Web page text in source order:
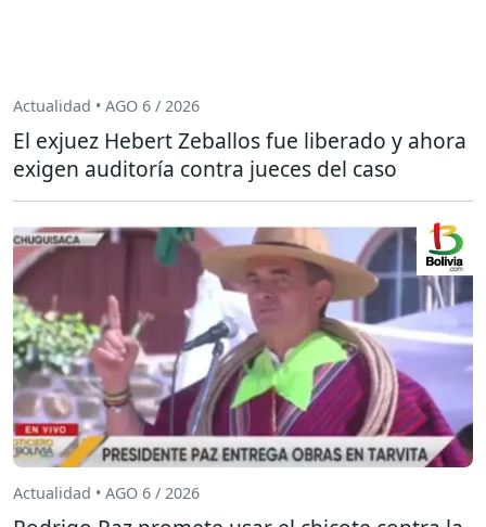
Actualidad • AGO 6 / 2026
El exjuez Hebert Zeballos fue liberado y ahora
exigen auditoría contra jueces del caso
Actualidad • AGO 6 / 2026